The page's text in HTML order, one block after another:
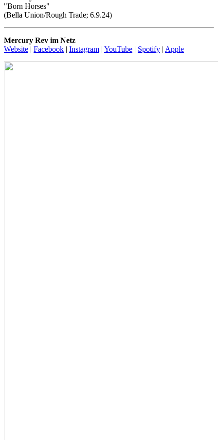
"Born Horses"
(Bella Union/Rough Trade; 6.9.24)
Mercury Rev im Netz
Website | Facebook | Instagram | YouTube | Spotify | Apple